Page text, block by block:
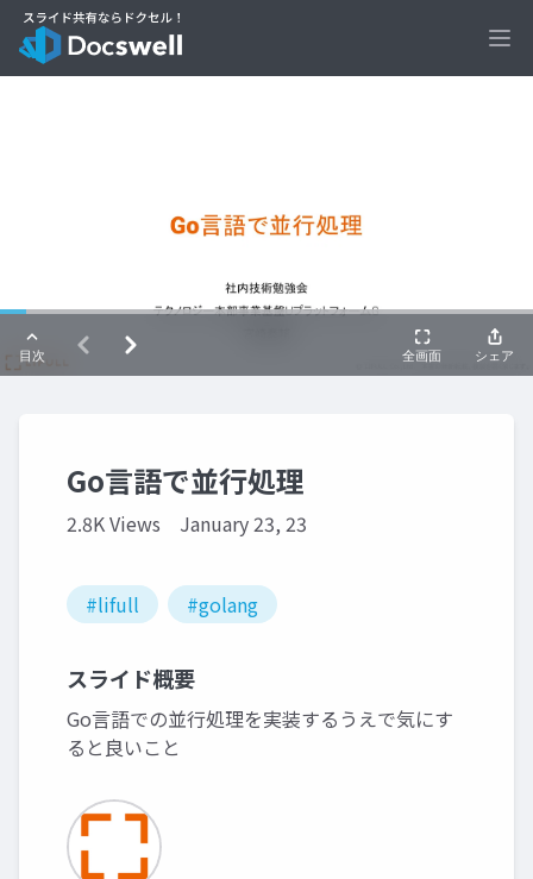
Go言語で並行処理
2.8K Views January 23, 23
#lifull #golang
スライド概要
Go言語での並行処理を実装するうえで気にす
ると良いこと